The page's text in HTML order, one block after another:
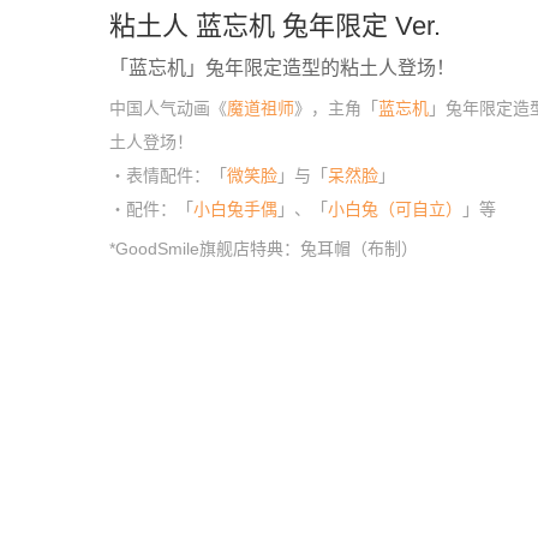
粘土人 蓝忘机 兔年限定 Ver.
「蓝忘机」兔年限定造型的粘土人登场！
中国人气动画《魔道祖师》，主角「 蓝忘机」兔年限定造
土人登场！
・表情配件：「 微笑脸」与「 呆然脸」
・配件：「 小白兔手偶」、「 小白兔（可自立） 」等
*GoodSmile旗舰店特典：兔耳帽（布制）